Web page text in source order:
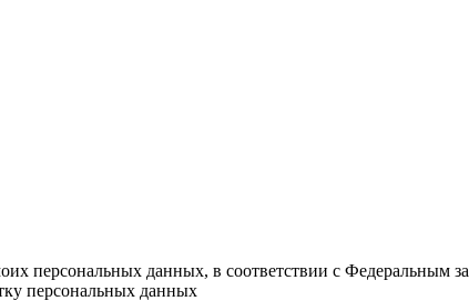
персональных данных, в соответствии с
персональных данных